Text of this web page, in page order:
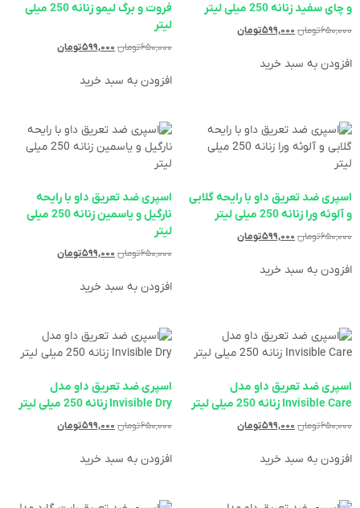
و چای سفید زنانه 250 میلی لیتر
۶۵۰,۰۰۰تومان ۵۹۹,۰۰۰تومان
افزودن به سبد خرید
فروت و برگ لیمو زنانه 250 میلی
لیتر
۶۵۰,۰۰۰تومان ۵۹۹,۰۰۰تومان
افزودن به سبد خرید
اسپری ضد تعریق داو با رایحه گلابی
و آلوئه ورا زنانه 250 میلی لیتر
۶۵۰,۰۰۰تومان ۵۹۹,۰۰۰تومان
افزودن به سبد خرید
اسپری ضد تعریق داو با رایحه
نارگیل و یاسمین زنانه 250 میلی
لیتر
۶۵۰,۰۰۰تومان ۵۹۹,۰۰۰تومان
افزودن به سبد خرید
اسپری ضد تعریق داو مدل
Invisible Care زنانه 250 میلی لیتر
۶۵۰,۰۰۰تومان ۵۹۹,۰۰۰تومان
افزودن به سبد خرید
اسپری ضد تعریق داو مدل
Invisible Dry زنانه 250 میلی لیتر
۶۵۰,۰۰۰تومان ۵۹۹,۰۰۰تومان
افزودن به سبد خرید